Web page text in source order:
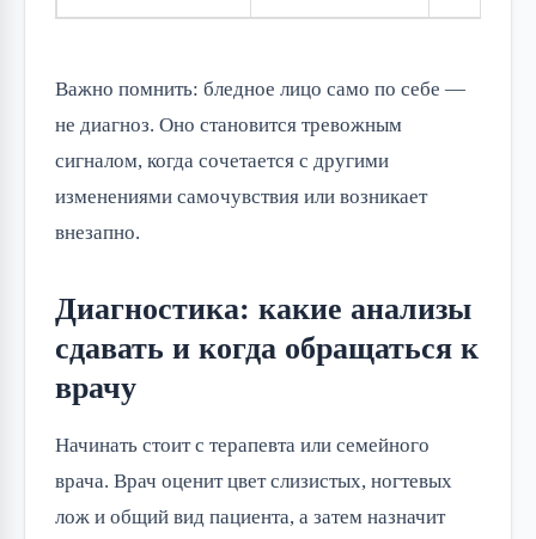
Важно помнить: бледное лицо само по себе —
не диагноз. Оно становится тревожным
сигналом, когда сочетается с другими
изменениями самочувствия или возникает
внезапно.
Диагностика: какие анализы
сдавать и когда обращаться к
врачу
Начинать стоит с терапевта или семейного
врача. Врач оценит цвет слизистых, ногтевых
лож и общий вид пациента, а затем назначит